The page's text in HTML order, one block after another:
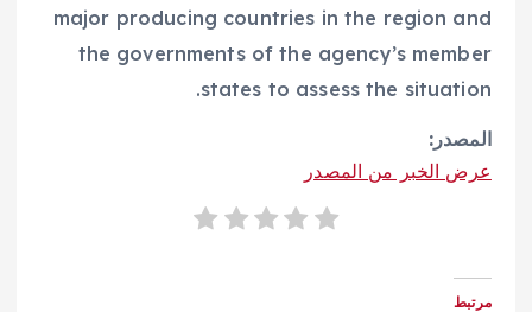
major producing countries in the region and
the governments of the agency’s member
states to assess the situation.
المصدر:
عرض الخبر من المصدر
مرتبط